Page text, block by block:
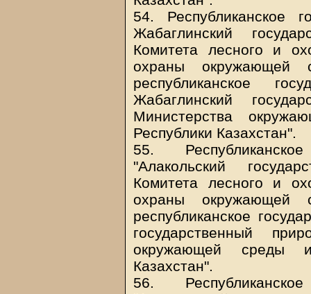
54. Республиканское
Жабаглинский
Комитета лесного и
охраны окружающей
республиканское
Жабаглинский
Министерства
Республики Казахстан".
55.
"Алакольский
Комитета лесного и
охраны окружающей
республиканское
государственный
окружающей среды
Казахстан".
56.